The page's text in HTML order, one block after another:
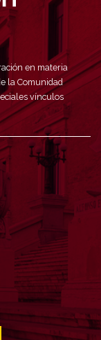
en materia
la Comunidad
vínculos